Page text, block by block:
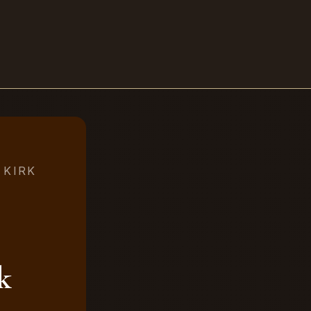
biz peygamberlere kitapla beraber hikmet verdik Hadis-i Şerif: a